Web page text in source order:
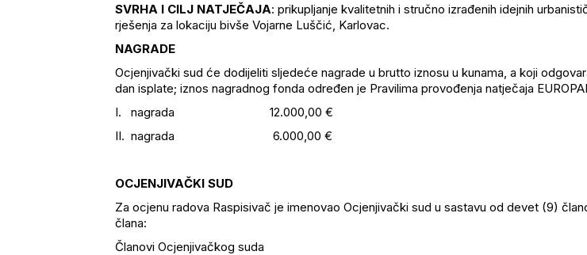
SVRHA I CILJ NATJEČAJA: prikupljanje kvalitetnih i stručno izrađenih idejnih
rješenja za lokaciju bivše Vojarne Luščić, Karlovac.
NAGRADE
Ocjenjivački sud će dodijeliti sljedeće nagrade u brutto iznosu u kunama, a koji
dan isplate; iznos nagradnog fonda određen je Pravilima provođenja natječaja
I. nagrada 12.000,00 €
II. nagrada 6.000,00 €
OCJENJIVAČKI SUD
Za ocjenu radova Raspisivač je imenovao Ocjenjivački sud u sastavu od devet (9)
člana:
Članovi Ocjenjivačkog suda